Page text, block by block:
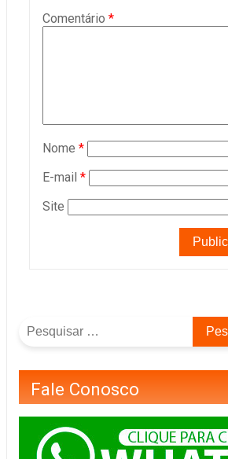
Comentário *
Nome *
E-mail *
Site
Fale Conosco